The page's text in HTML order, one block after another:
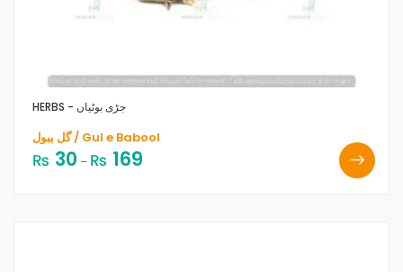
HERBS - جڑی بوٹیاں
گل ببول / Gul e Babool
₨ 30 – ₨ 169